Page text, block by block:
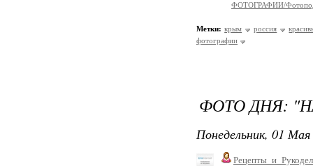
ФОТОГРАФИИ/
Метки: крым россия
фотографии
ФОТО ДНЯ:
Понедельник, 01